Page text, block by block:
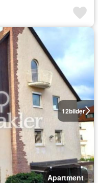
12bilder
Apartment